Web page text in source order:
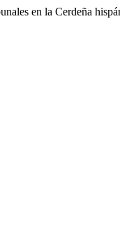
en la Cerdeña